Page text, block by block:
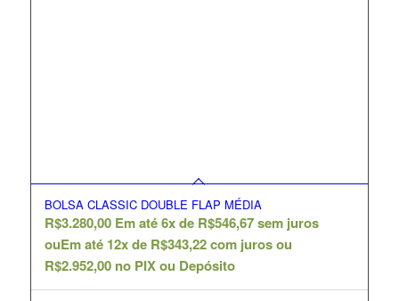
BOLSA CLASSIC DOUBLE FLAP MÉDIA
R$3.280,00 Em até 6x de R$546,67sem juros
ouEm até 12x de R$343,22com juros ou
R$2.952,00 no PIX ou Depósito